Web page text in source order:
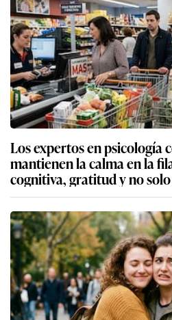
Los expertos en psicología
mantienen la calma en la
cognitiva, gratitud y no